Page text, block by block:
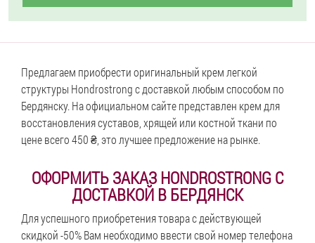
Предлагаем приобрести оригинальный крем легкой
структуры Hondrostrong с доставкой любым способом по
Бердянску. На официальном сайте представлен крем для
восстановления суставов, хрящей или костной ткани по
цене всего 450 ₴, это лучшее предложение на рынке.
ОФОРМИТЬ ЗАКАЗ HONDROSTRONG С
ДОСТАВКОЙ В БЕРДЯНСК
Для успешного приобретения товара с действующей
скидкой -50% Вам необходимо ввести свой номер телефона